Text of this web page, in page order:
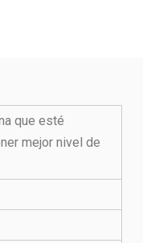
que esté
mejor nivel de